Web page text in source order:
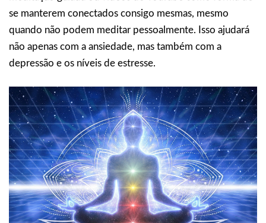
se manterem conectados consigo mesmas, mesmo
quando não podem meditar pessoalmente. Isso ajudará
não apenas com a ansiedade, mas também com a
depressão e os níveis de estresse.